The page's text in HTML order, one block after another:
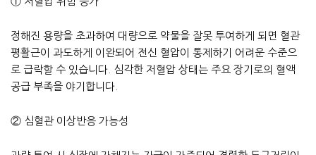
정해진 용량을 초과하여 대량으로 약물을 잘못 투여하게 되면 혈관
평활근이 과도하게 이완되어 전신 혈압이 통제하기 어려운 수준으
로 급락할 수 있습니다. 심각한 저혈압 상태는 주요 장기로의 혈액
공급 부족을 야기합니다.
② 심혈관 이상반응 가능성